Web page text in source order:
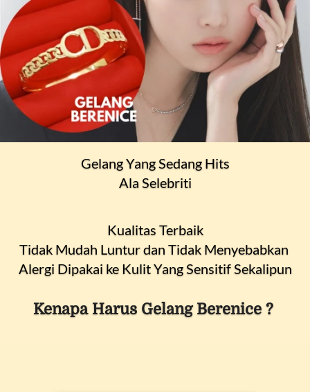
Gelang Yang Sedang Hits
Ala Selebriti
Kualitas Terbaik
Tidak Mudah Luntur dan Tidak Menyebabkan
Alergi Dipakai ke Kulit Yang Sensitif Sekalipun
Kenapa Harus Gelang Berenice ?